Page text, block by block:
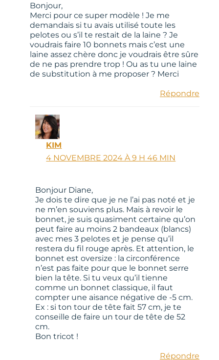
Bonjour,
Merci pour ce super modèle ! Je me
demandais si tu avais utilisé toute les
pelotes ou s’il te restait de la laine ? Je
voudrais faire 10 bonnets mais c’est une
laine assez chère donc je voudrais être sûre
de ne pas prendre trop ! Ou as tu une laine
de substitution à me proposer ? Merci
Répondre
KIM
4 NOVEMBRE 2024 À 9 H 46 MIN
Bonjour Diane,
Je dois te dire que je ne l’ai pas noté et je
ne m’en souviens plus. Mais à revoir le
bonnet, je suis quasiment certaine qu’on
peut faire au moins 2 bandeaux (blancs)
avec mes 3 pelotes et je pense qu’il
restera du fil rouge après. Et attention, le
bonnet est oversize : la circonférence
n’est pas faite pour que le bonnet serre
bien la tête. Si tu veux qu’il tienne
comme un bonnet classique, il faut
compter une aisance négative de -5 cm.
Ex : si ton tour de tête fait 57 cm, je te
conseille de faire un tour de tête de 52
cm.
Bon tricot !
Répondre